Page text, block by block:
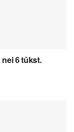
6 tūkst.